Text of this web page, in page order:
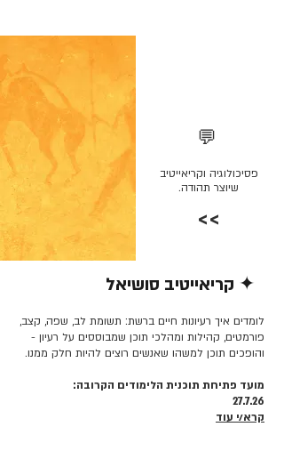
💬
פסיכולוגיה וקריאייטיב
שיוצר תהודה.
>>
✦ קריאייטיב סושיאל
לומדים איך רעיונות חיים ברשת: תשומת לב, שפה, קצב,
פורמטים, קהילות ומהלכי תוכן שמבוססים על רעיון -
והופכים תוכן למשהו שאנשים רוצים להיות חלק ממנו.
מועד פתיחת תוכנית הלימודים הקרובה:
27.7.26
קרא/י עוד